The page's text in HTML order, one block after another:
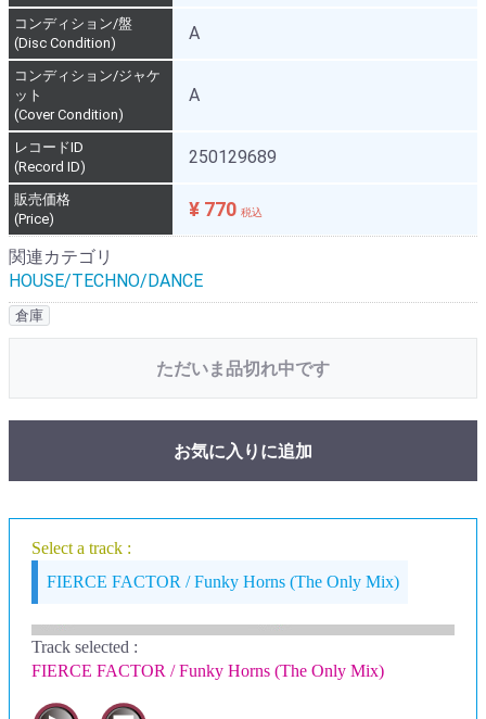
コンディション/盤
(Disc Condition)
A
コンディション/ジャケ
ット
(Cover Condition)
A
レコードID
(Record ID)
250129689
販売価格
(Price)
¥ 770 税込
関連カテゴリ
HOUSE/TECHNO/DANCE
倉庫
ただいま品切れ中です
お気に入りに追加
Select a track :
FIERCE FACTOR / Funky Horns (The Only Mix)
Track selected :
FIERCE FACTOR / Funky Horns (The Only Mix)